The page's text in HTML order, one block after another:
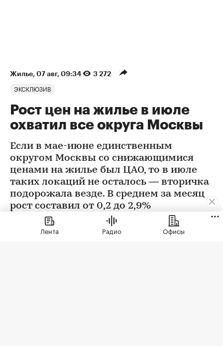
Жилье⁠, 07 авг, 09:34 3 272
ЭКСКЛЮЗИВ
Рост цен на жилье в июле
охватил все округа Москвы
Если в мае-июне единственным
округом Москвы со снижающимися
ценами на жилье был ЦАО, то в июле
таких локаций не осталось — вторичка
подорожала везде. В среднем за месяц
рост составил от 0,2 до 2,9%
Лента Радио Офисы